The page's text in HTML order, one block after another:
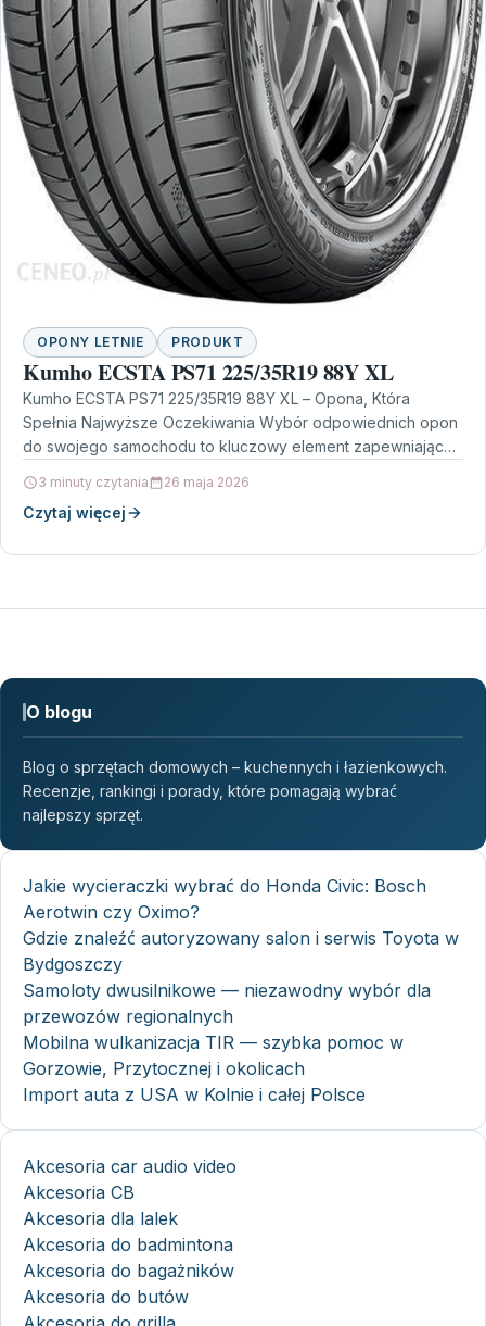
OPONY LETNIE PRODUKT
Kumho ECSTA PS71 225/35R19 88Y XL
Kumho ECSTA PS71 225/35R19 88Y XL – Opona, Która
Spełnia Najwyższe Oczekiwania Wybór odpowiednich opon
do swojego samochodu to kluczowy element zapewniający
3 minuty czytania 26 maja 2026
Czytaj więcej
O blogu
Blog o sprzętach domowych – kuchennych i łazienkowych.
Recenzje, rankingi i porady, które pomagają wybrać
najlepszy sprzęt.
Jakie wycieraczki wybrać do Honda Civic: Bosch
Aerotwin czy Oximo?
Gdzie znaleźć autoryzowany salon i serwis Toyota w
Bydgoszczy
Samoloty dwusilnikowe — niezawodny wybór dla
przewozów regionalnych
Mobilna wulkanizacja TIR — szybka pomoc w
Gorzowie, Przytocznej i okolicach
Import auta z USA w Kolnie i całej Polsce
Akcesoria car audio video
Akcesoria CB
Akcesoria dla lalek
Akcesoria do badmintona
Akcesoria do bagażników
Akcesoria do butów